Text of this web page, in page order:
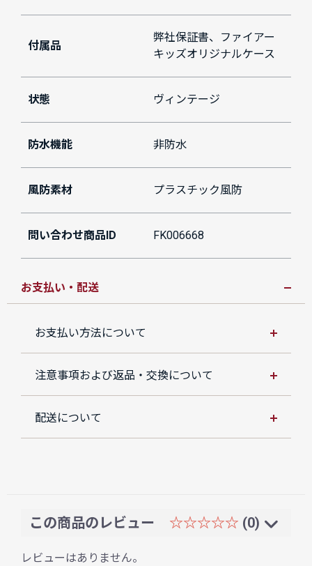
付属品
弊社保証書、ファイアー
キッズオリジナルケース
状態 ヴィンテージ
防水機能 非防水
風防素材 プラスチック風防
問い合わせ商品ID FK006668
お支払い・配送
お支払い方法について
注意事項および返品・交換について
配送について
この商品のレビュー ☆☆☆☆☆ (0)
レビューはありません。